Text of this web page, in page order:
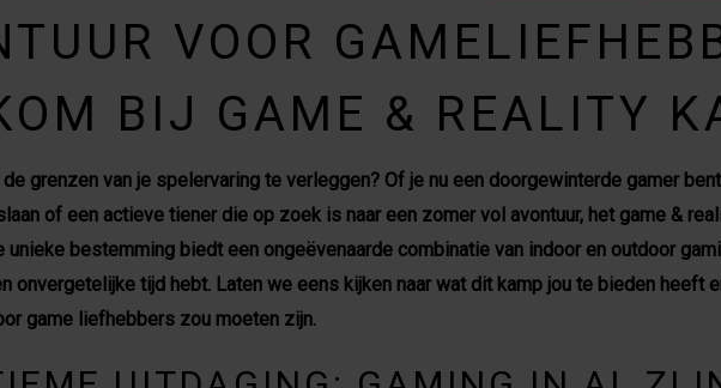
VOOR
BIJ GAME & REALITY
de grenzen van je spelervaring te verleggen? Of je nu een doorgewinterde gamer
of een actieve tiener die op zoek is naar een zomer vol avontuur, het game &
unieke bestemming biedt een ongeëvenaarde combinatie van indoor en outdoor
onvergetelijke tijd hebt. Laten we eens kijken naar wat dit kamp jou te bieden heeft
game liefhebbers zou moeten zijn.